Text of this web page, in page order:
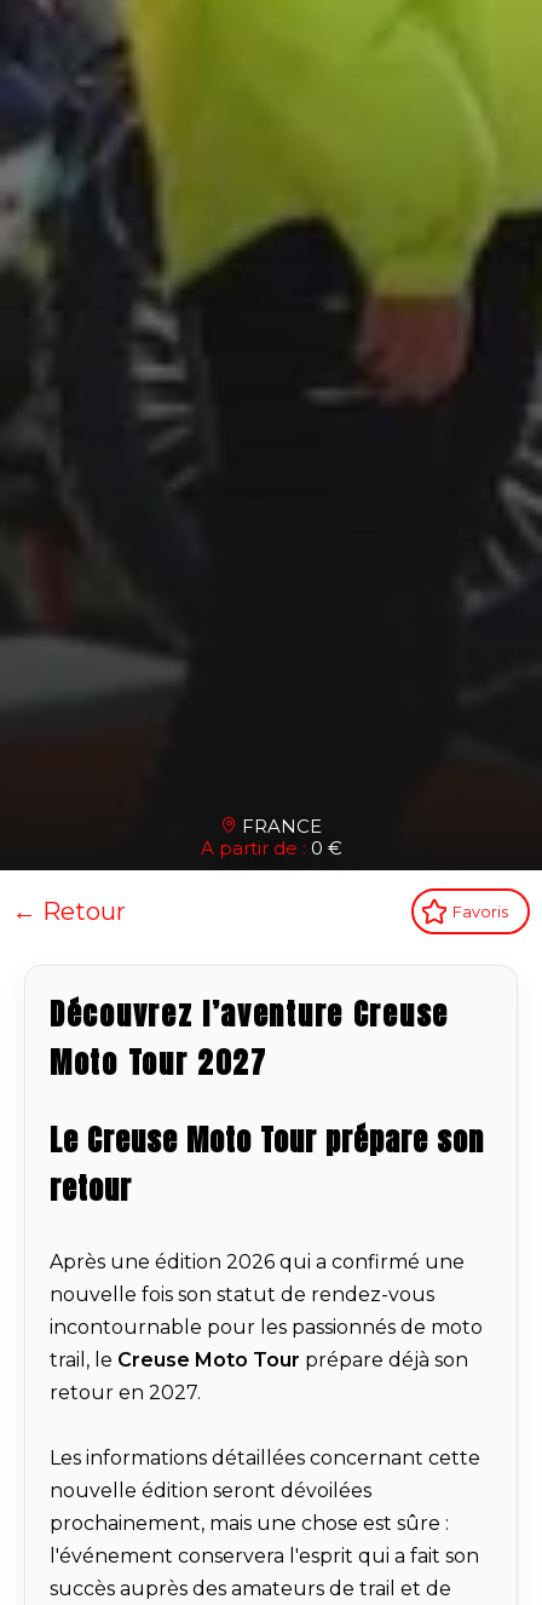
FRANCE
A partir de : 0 €
← Retour Favoris
Découvrez l’aventure Creuse
Moto Tour 2027
Le Creuse Moto Tour prépare son
retour
Après une édition 2026 qui a confirmé une
nouvelle fois son statut de rendez-vous
incontournable pour les passionnés de moto
trail, le Creuse Moto Tour prépare déjà son
retour en 2027.
Les informations détaillées concernant cette
nouvelle édition seront dévoilées
prochainement, mais une chose est sûre :
l'événement conservera l'esprit qui a fait son
succès auprès des amateurs de trail et de